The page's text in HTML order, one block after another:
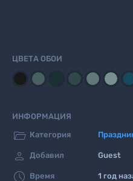
ЦВЕТА ОБОИ
ИНФОРМАЦИЯ
 Категория
 Добавил Guest
 Время 1 год